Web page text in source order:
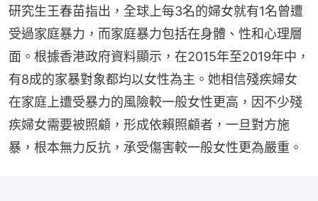
研究生王春苗指出，全球上每3名的婦女就有1名曾遭
受過家庭暴力，而家庭暴力包括在身體、性和心理層
面。根據香港政府資料顯示，在2015年至2019年中，
有8成的家暴對象都均以女性為主。她相信殘疾婦女
在家庭上遭受暴力的風險較一般女性更高，因不少殘
疾婦女需要被照顧，形成依賴照顧者，一旦對方施
暴，根本無力反抗，承受傷害較一般女性更為嚴重。